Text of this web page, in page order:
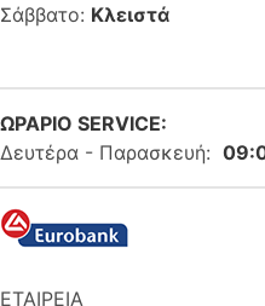
Σάββατο: Κλειστά
ΩΡΑΡΙΟ SERVICE:
Δευτέρα - Παρασκευή:
ΕΤΑΙΡΕΙΑ